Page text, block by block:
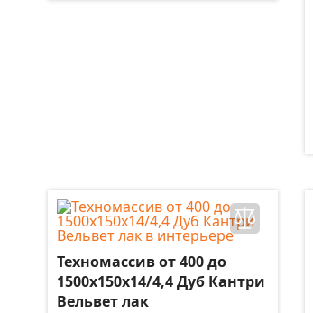
Техномассив от 400 до
1500х150х14/4,4 Дуб Кантри
Вельвет лак